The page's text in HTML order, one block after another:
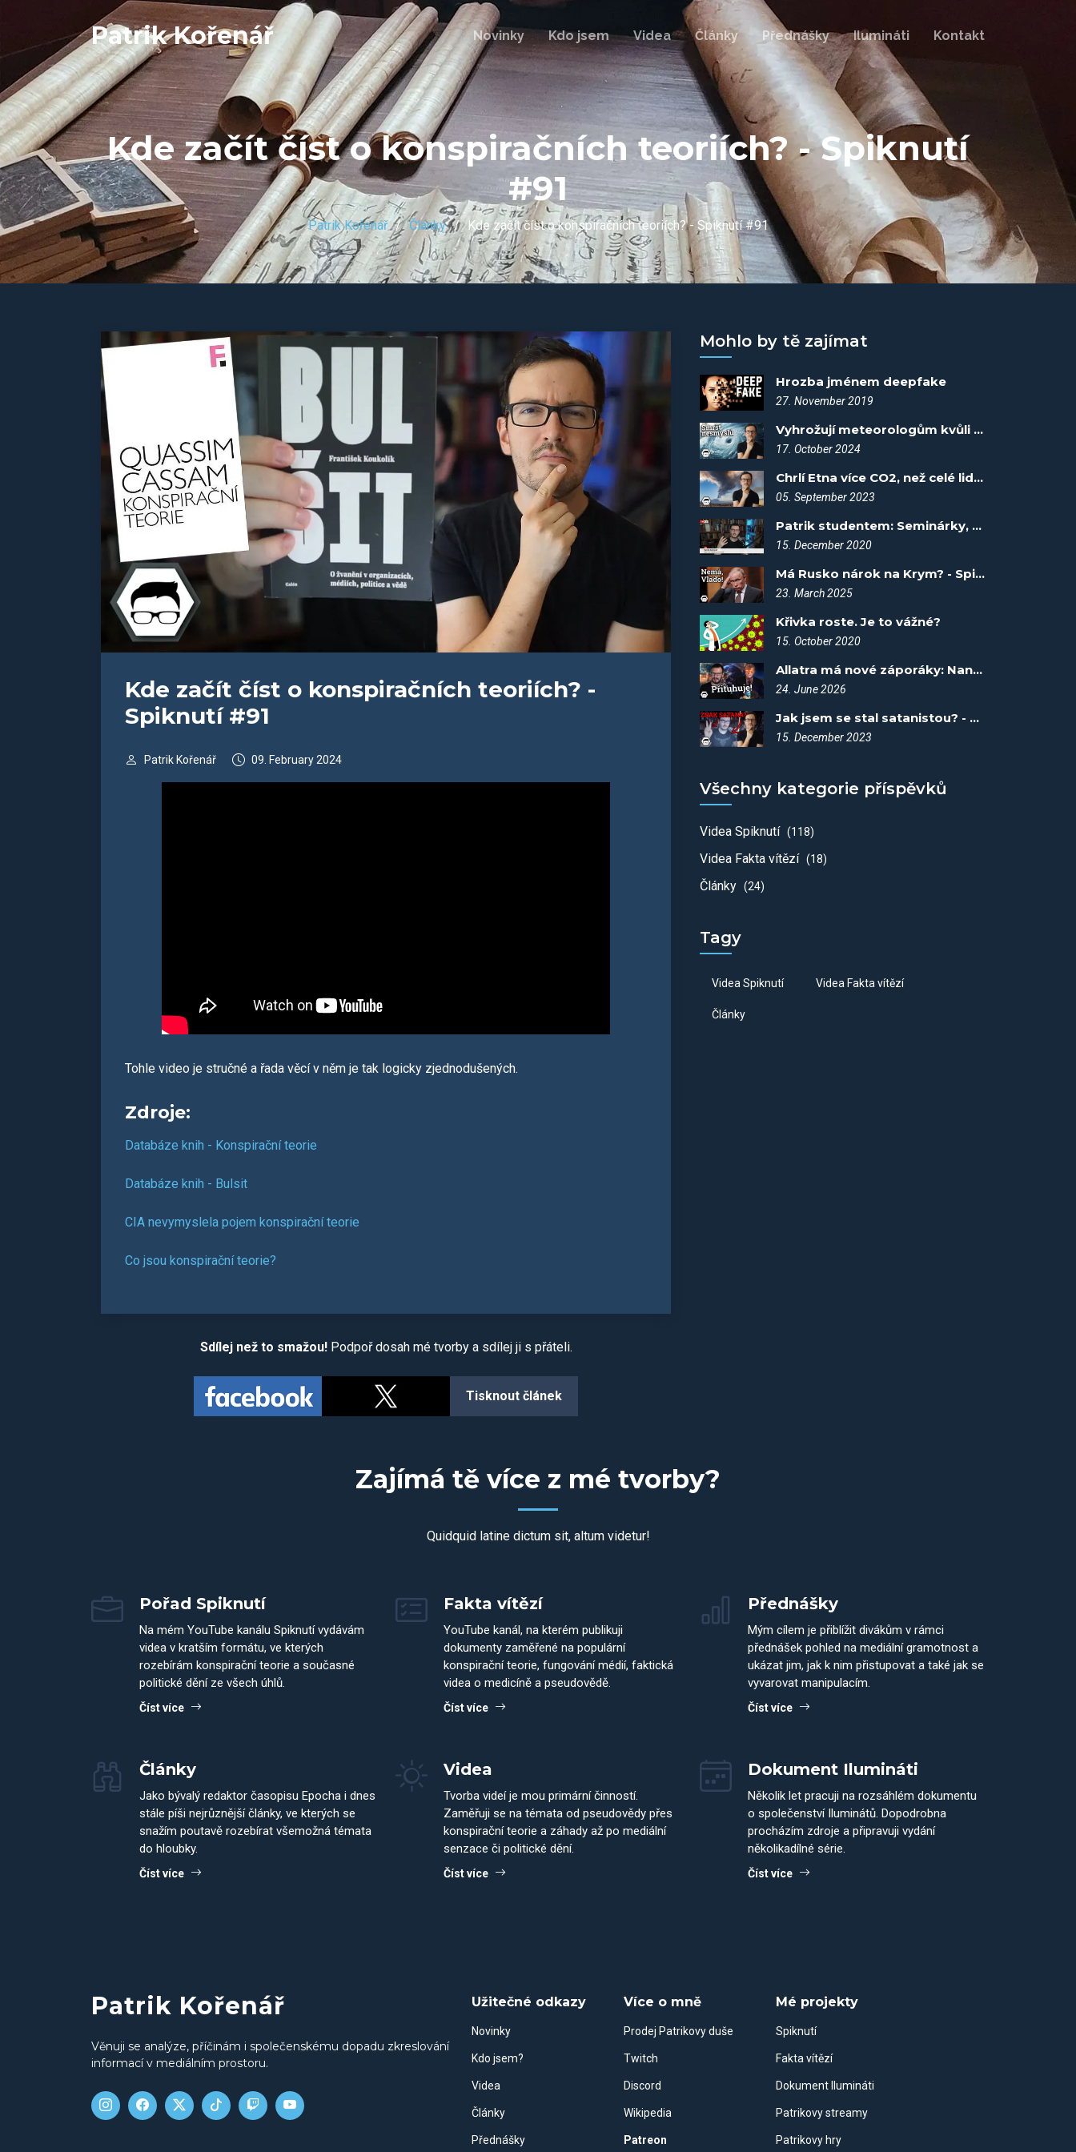
Patrik Kořenář Novinky Kdo jsem Videa Články Přednášky Ilumináti Kontakt
Kde začít číst o konspiračních teoriích? - Spiknutí
#91
Patrik Kořenář Články Kde začít číst o konspiračních teoriích? - Spiknutí #91
Kde začít číst o konspiračních teoriích? -
Spiknutí #91
Patrik Kořenář 09. February 2024
Tohle video je stručné a řada věcí v něm je tak logicky zjednodušených.
Zdroje:
Databáze knih - Konspirační teorie
Databáze knih - Bulsit
CIA nevymyslela pojem konspirační teorie
Co jsou konspirační teorie?
Sdílej než to smažou!Podpoř dosah mé tvorby a sdílej ji s přáteli.
Tisknout článek
Mohlo by tě zajímat
Hrozba jménem deepfake
27. November 2019
Vyhrožují meteorologům kvůli hurikánu?! - Spiknutí #107
17. October 2024
Chrlí Etna více CO2, než celé lidstvo? - Spiknutí #2
05. September 2023
Patrik studentem: Seminárky, zdroje, zajímavosti
15. December 2020
Má Rusko nárok na Krym? - Spiknutí #115
23. March 2025
Křivka roste. Je to vážné?
15. October 2020
Allatra má nové záporáky: Nanoplasty a youtubera!
24. June 2026
Jak jsem se stal satanistou? - Spiknutí #70
15. December 2023
Všechny kategorie příspěvků
Videa Spiknutí (118)
Videa Fakta vítězí (18)
Články (24)
Tagy
Videa Spiknutí Videa Fakta vítězí
Články
Zajímá tě více z mé tvorby?
Quidquid latine dictum sit, altum videtur!
Pořad Spiknutí
Na mém YouTube kanálu Spiknutí vydávám
videa v kratším formátu, ve kterých
rozebírám konspirační teorie a současné
politické dění ze všech úhlů.
Číst více
Fakta vítězí
YouTube kanál, na kterém publikuji
dokumenty zaměřené na populární
konspirační teorie, fungování médií, faktická
videa o medicíně a pseudovědě.
Číst více
Přednášky
Mým cílem je přiblížit divákům v rámci
přednášek pohled na mediální gramotnost a
ukázat jim, jak k nim přistupovat a také jak se
vyvarovat manipulacím.
Číst více
Články
Jako bývalý redaktor časopisu Epocha i dnes
stále píši nejrůznější články, ve kterých se
snažím poutavě rozebírat všemožná témata
do hloubky.
Číst více
Videa
Tvorba videí je mou primární činností.
Zaměřuji se na témata od pseudovědy přes
konspirační teorie a záhady až po mediální
senzace či politické dění.
Číst více
Dokument Ilumináti
Několik let pracuji na rozsáhlém dokumentu
o společenství Iluminátů. Dopodrobna
procházím zdroje a připravuji vydání
několikadílné série.
Číst více
Patrik Kořenář
Věnuji se analýze, příčinám i společenskému dopadu zkreslování
informací v mediálním prostoru.
Užitečné odkazy
Novinky
Kdo jsem?
Videa
Články
Přednášky
Více o mně
Prodej Patrikovy duše
Twitch
Discord
Wikipedia
Patreon
Mé projekty
Spiknutí
Fakta vítězí
Dokument Ilumináti
Patrikovy streamy
Patrikovy hry